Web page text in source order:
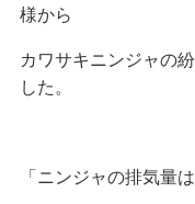
様から
カワサキニンジャの
した。
「ニンジャの排気量